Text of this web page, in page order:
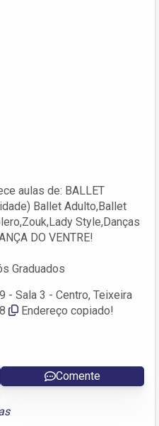
aulas de: BALLET
Ballet Adulto,Ballet
Style,Danças
DO VENTRE!
Graduados
- Sala 3 - Centro, Teixeira
Endereço copiado!
Comente